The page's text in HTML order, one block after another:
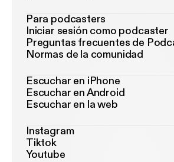
Para podcasters
Iniciar sesión como podcaster
Preguntas frecuentes de
Normas de la comunidad
Escuchar en iPhone
Escuchar en Android
Escuchar en la web
Instagram
Tiktok
Youtube